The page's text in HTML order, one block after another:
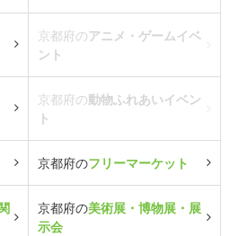
京都府のアニメ・ゲームイベ
ント
京都府の動物ふれあいイベン
ト
京都府のフリーマーケット
京都府の美術展・博物展・展
示会